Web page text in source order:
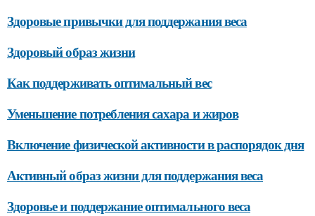
Здоровые привычки для поддержания веса
Здоровый образ жизни
Как поддерживать оптимальный вес
Уменьшение потребления сахара и жиров
Включение физической активности в распорядок дня
Активный образ жизни для поддержания веса
Здоровье и поддержание оптимального веса